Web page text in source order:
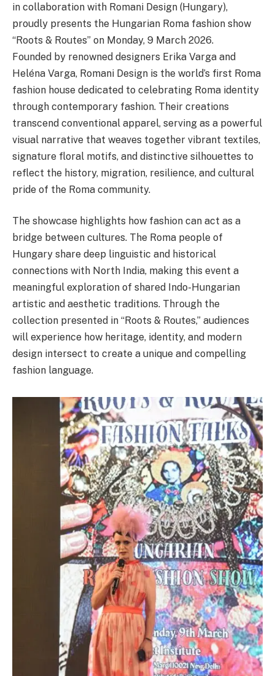
in collaboration with Romani Design (Hungary),
proudly presents the Hungarian Roma fashion show
“Roots & Routes” on Monday, 9 March 2026.
Founded by renowned designers Erika Varga and
Heléna Varga, Romani Design is the world’s first Roma
fashion house dedicated to celebrating Roma identity
through contemporary fashion. Their creations
transcend conventional apparel, serving as a powerful
visual narrative that weaves together vibrant textiles,
signature floral motifs, and distinctive silhouettes to
reflect the history, migration, resilience, and cultural
pride of the Roma community.
The showcase highlights how fashion can act as a
bridge between cultures. The Roma people of
Hungary share deep linguistic and historical
connections with North India, making this event a
meaningful exploration of shared Indo-Hungarian
artistic and aesthetic traditions. Through the
collection presented in “Roots & Routes,” audiences
will experience how heritage, identity, and modern
design intersect to create a unique and compelling
fashion language.